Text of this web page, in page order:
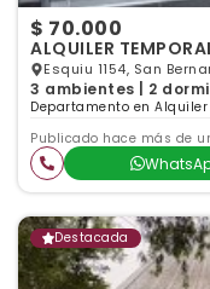
$ 70.000
ALQUILER
Esquiu 1154, San
3 ambientes | 2
Departamento en Alquiler
Publicado hace más de
Destacada